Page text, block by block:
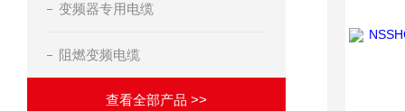
变频器专用电缆
阻燃变频电缆
查看全部产品 >>